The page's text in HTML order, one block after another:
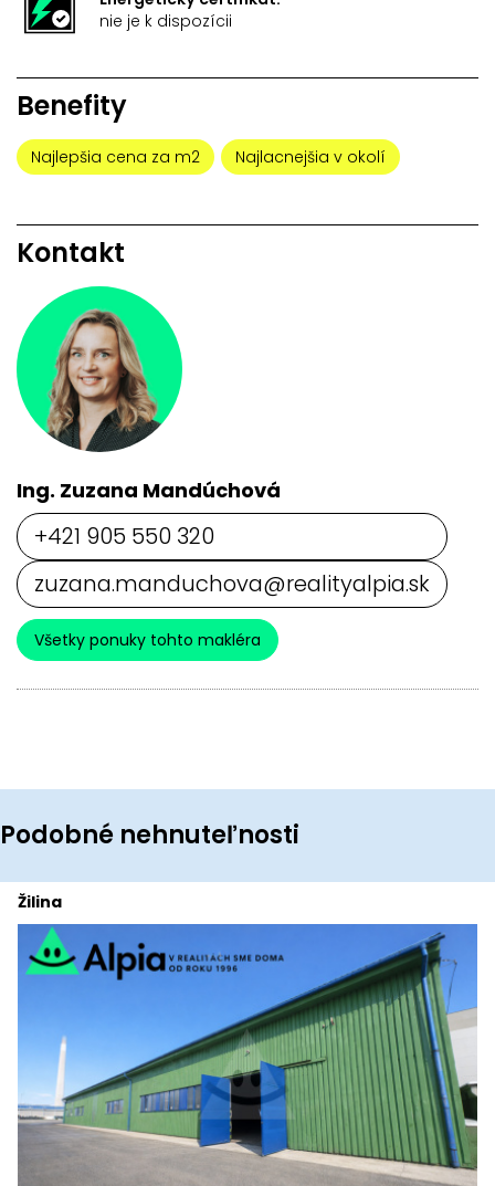
nie je k dispozícii
Benefity
Najlepšia cena za m2 Najlacnejšia v okolí
Kontakt
Ing. Zuzana Mandúchová
+421 905 550 320
zuzana.manduchova@realityalpia.sk
Všetky ponuky tohto makléra
Podobné nehnuteľnosti
Žilina